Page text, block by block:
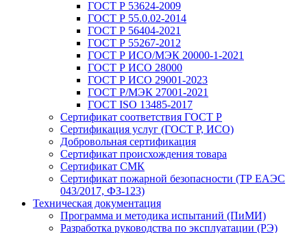
ГОСТ Р 53624-2009
ГОСТ Р 55.0.02-2014
ГОСТ Р 56404-2021
ГОСТ Р 55267-2012
ГОСТ Р ИСО/МЭК 20000-1-2021
ГОСТ Р ИСО 28000
ГОСТ Р ИСО 29001-2023
ГОСТ Р/МЭК 27001-2021
ГОСТ ISO 13485-2017
Сертификат соответствия ГОСТ Р
Сертификация услуг (ГОСТ Р, ИСО)
Добровольная сертификация
Сертификат происхождения товара
Сертификат СМК
Сертификат пожарной безопасности (ТР ЕАЭС
043/2017, ФЗ-123)
Техническая документация
Программа и методика испытаний (ПиМИ)
Разработка руководства по эксплуатации (РЭ)